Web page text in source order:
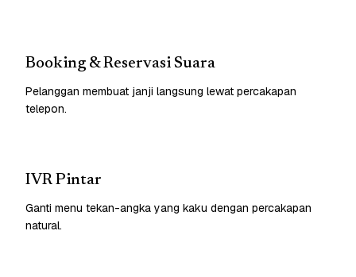
Booking & Reservasi Suara
Pelanggan membuat janji langsung lewat percakapan
telepon.
IVR Pintar
Ganti menu tekan-angka yang kaku dengan percakapan
natural.